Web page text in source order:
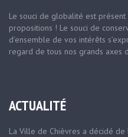
Le souci de globalité est
propositions ! Le souci de
d’ensemble de vos intérêts
regard de tous nos grands axes
ACTUALITÉ
La Ville de Chièvres a décidé